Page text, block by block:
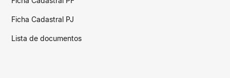
Ficha Cadastral PJ
Lista de documentos